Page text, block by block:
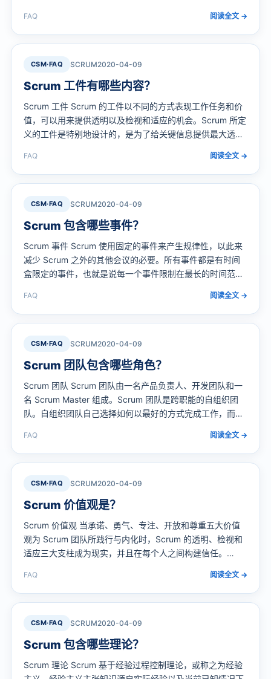
遭受损失，同时风险也可能会因此而增加。 Scrum Master
必须和产品负责人、开发团队和其他相关人员一起合作，以
透明的状态而生的…
FAQ 阅读全文 →
CSM·FAQ SCRUM2020-04-09
Scrum 工件有哪些内容？
Scrum 工件 Scrum 的工件以不同的方式表现工作任务和价
值，可以用来提供透明以及检视和适应的机会。Scrum 所定
义的工件是特别地设计的，是为了给关键信息提供最大透明
产品待办列表是一份涵盖产品中已知所需每项内容的有序列
表，它是产品需求变动的唯一来源。产品负责人负责管理产
完整的。最早…
FAQ 阅读全文 →
CSM·FAQ SCRUM2020-04-09
Scrum 包含哪些事件？
Scrum 事件 Scrum 使用固定的事件来产生规律性，以此来
减少 Scrum 之外的其他会议的必要。所有事件都是有时间
盒限定的事件，也就是说每一个事件限制在最长的时间范围
延长。而其他事件则可以在该事件的目标达成之后可以立即
终止，如此确保时间被适当地使用而不会造成过程中的浪
事…
FAQ 阅读全文 →
CSM·FAQ SCRUM2020-04-09
Scrum 团队包含哪些角色？
Scrum 团队 Scrum 团队由一名产品负责人、开发团队和一
名 Scrum Master 组成。Scrum 团队是跨职能的自组织团
队。自组织团队自己选择如何以最好的方式完成工作，而不
全部技能，不需要依赖团队之外的人。Scrum 团队模式仍是
设计用来提供最佳的灵活性、创造力和生产力。Scrum 团队
FAQ 阅读全文 →
CSM·FAQ SCRUM2020-04-09
Scrum 价值观是？
Scrum 价值观 当承诺、勇气、专注、开放和尊重五大价值
观为 Scrum 团队所践行与内化时，Scrum 的透明、检视和
适应三大支柱成为现实，并且在每个人之间构建信任。
探索这些价值观。 Scrum 的成功应用取决于人们变得更为
精通践行五项价值观。人们致力于实现 Scrum 团队的目
FAQ 阅读全文 →
CSM·FAQ SCRUM2020-04-09
Scrum 包含哪些理论？
Scrum 理论 Scrum 基于经验过程控制理论，或称之为经验